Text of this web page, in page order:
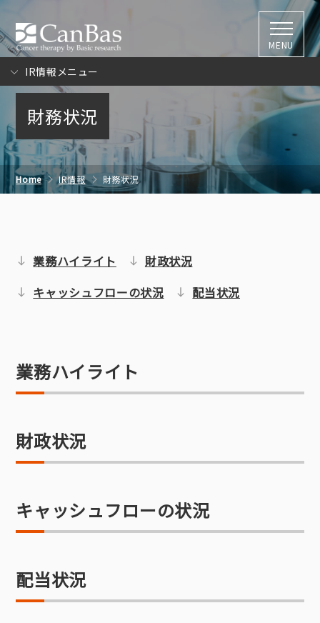
株式会社キャン
MENU
IR情報メニュー
財務状況
Home IR情報 財務状況
業務ハイライト
財政状況
キャッシュフローの状況
配当状況
業務ハイライト
財政状況
キャッシュフローの状況
配当状況